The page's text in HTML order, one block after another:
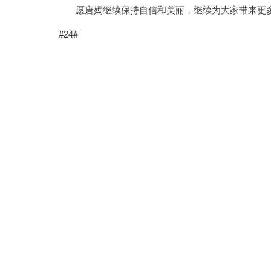
愿唐嫣继续保持自信和美丽，继续为大家带来更
#24#